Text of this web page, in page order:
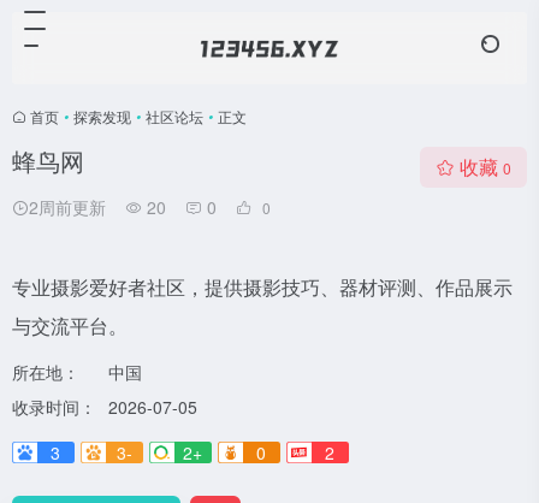
首页 • 探索发现 • 社区论坛 • 正文
蜂鸟网
2周前更新 20 0 0
收藏 0
专业摄影爱好者社区，提供摄影技巧、器材评测、作品展示
与交流平台。
所在地：
中国
收录时间：
2026-07-05
3
3- 2+ 0 2